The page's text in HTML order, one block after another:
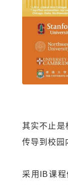
其实不止是
传导到校园
采用 IB课